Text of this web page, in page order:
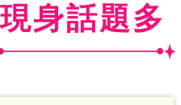
身話題多